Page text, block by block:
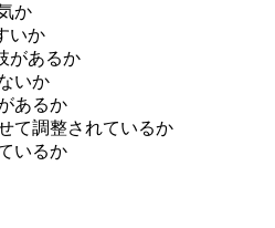
か
いか
があるか
いか
あるか
て調整されているか
いるか